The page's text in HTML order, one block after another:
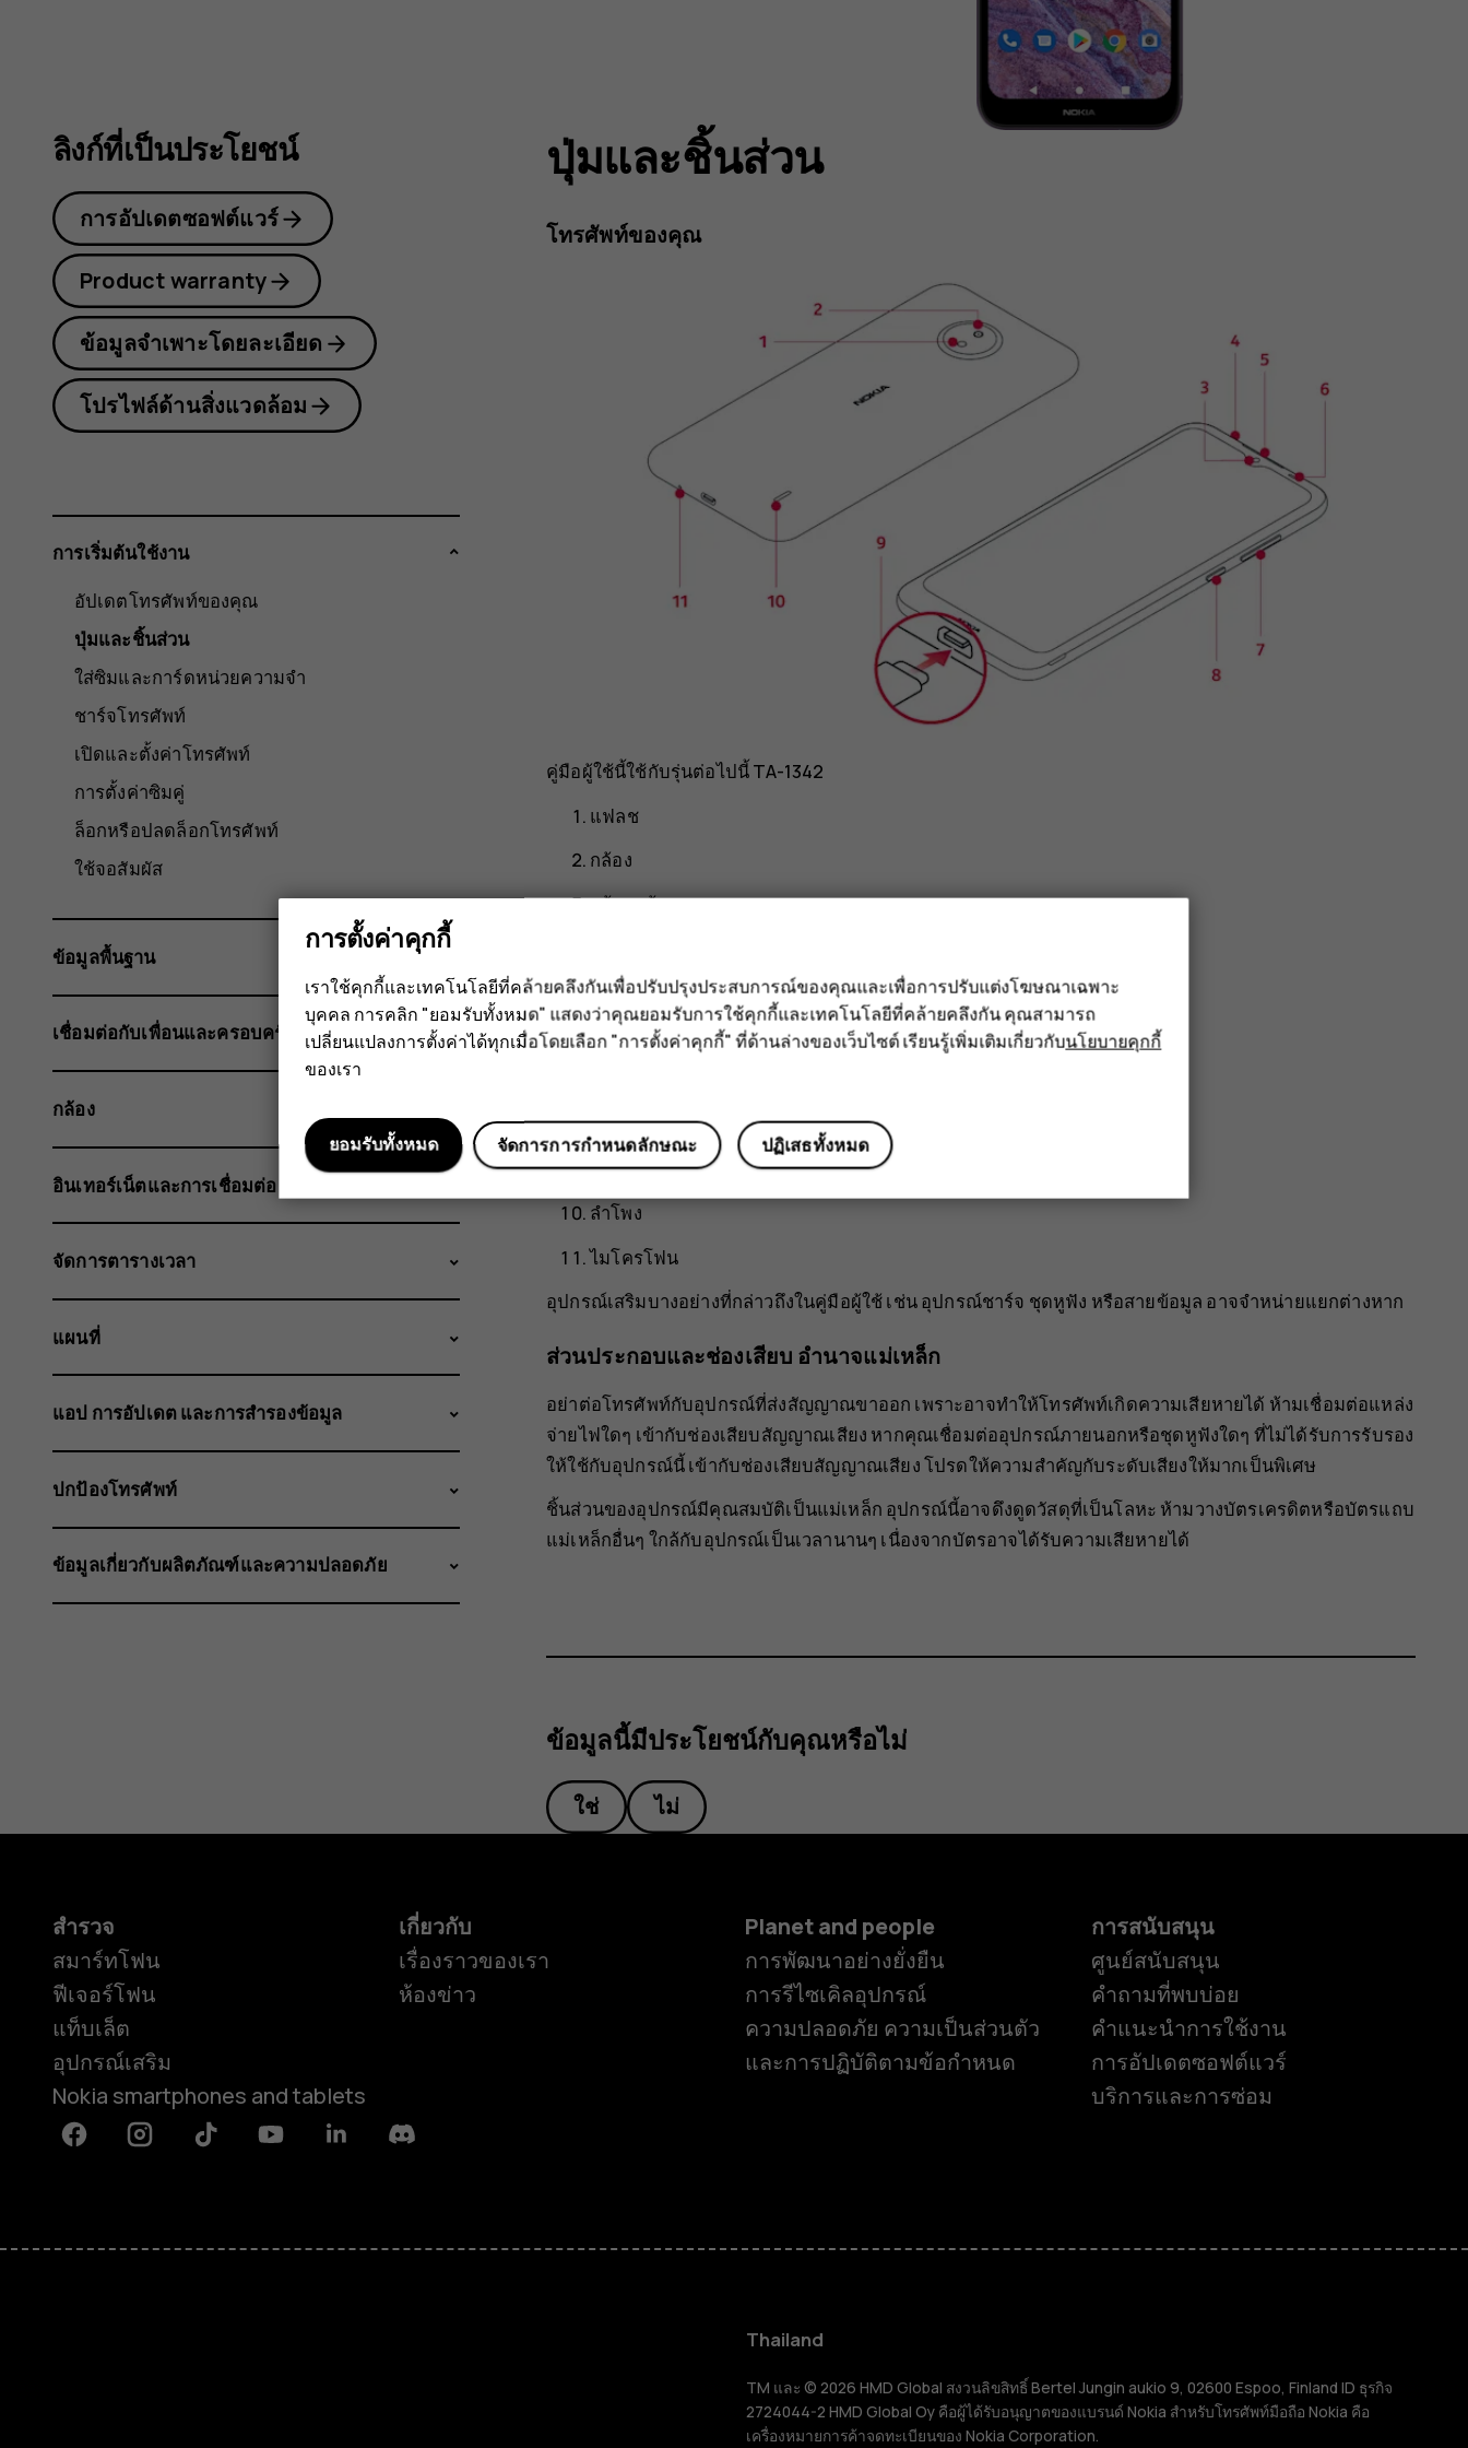
สมาร์ทโฟน
ฟีเจอร์โฟน
อุปกรณ์เสริม
ปุ่มและชิ้นส่วน
โทรศัพท์ของคุณ
คู่มือผู้ใช้นี้ใช้กับรุ่นต่อไปนี้ TA-1342
แฟลช
กล้อง
กล้องหน้า
หูฟังโทรศัพท์
แฟลช
ปุ่มเปิดปิด/ล็อก
ช่องเสียบ USB
ลำโพง
ไมโครโฟน
อุปกรณ์เสริมบางอย่างที่กล่าวถึงในคู่มือผู้ใช้ เช่น อุปกรณ์ชาร์จ ชุดหูฟัง หรือสายข้อมูล อาจจำหน่ายแยกต่างหาก
ส่วนประกอบและช่องเสียบ อำนาจแม่เหล็ก
อย่าต่อโทรศัพท์กับอุปกรณ์ที่ส่งสัญญาณขาออก เพราะอาจทำให้โทรศัพท์เกิดความเสียหายได้ ห้ามเชื่อมต่อแหล่ง
จ่ายไฟใดๆ เข้ากับช่องเสียบสัญญาณเสียง หากคุณเชื่อมต่ออุปกรณ์ภายนอกหรือชุดหูฟังใดๆ ที่ไม่ได้รับการรับรอง
ให้ใช้กับอุปกรณ์นี้ เข้ากับช่องเสียบสัญญาณเสียง โปรดให้ความสำคัญกับระดับเสียงให้มากเป็นพิเศษ
ชิ้นส่วนของอุปกรณ์มีคุณสมบัติเป็นแม่เหล็ก อุปกรณ์นี้อาจดึงดูดวัสดุที่เป็นโลหะ ห้ามวางบัตรเครดิตหรือบัตรแถบ
แม่เหล็กอื่นๆ ใกล้กับอุปกรณ์เป็นเวลานานๆ เนื่องจากบัตรอาจได้รับความเสียหายได้
ข้อมูลนี้มีประโยชน์กับคุณหรือไม่
ใช่ ไม่
ลิงก์ที่เป็นประโยชน์
การอัปเดตซอฟต์แวร์
Product warranty
ข้อมูลจำเพาะโดยละเอียด
โปรไฟล์ด้านสิ่งแวดล้อม
การเริ่มต้นใช้งาน
อัปเดตโทรศัพท์ของคุณ
ปุ่มและชิ้นส่วน
ใส่ซิมและการ์ดหน่วยความจำ
ชาร์จโทรศัพท์
เปิดและตั้งค่าโทรศัพท์
การตั้งค่าซิมคู่
ล็อกหรือปลดล็อกโทรศัพท์
ใช้จอสัมผัส
ข้อมูลพื้นฐาน
เชื่อมต่อกับเพื่อนและครอบครัว
กล้อง
อินเทอร์เน็ตและการเชื่อมต่อ
จัดการตารางเวลา
แผนที่
แอป การอัปเดต และการสำรองข้อมูล
ปกป้องโทรศัพท์
ข้อมูลเกี่ยวกับผลิตภัณฑ์และความปลอดภัย
สำรวจ
สมาร์ทโฟน
ฟีเจอร์โฟน
แท็บเล็ต
อุปกรณ์เสริม
Nokia smartphones and tablets
เกี่ยวกับ
เรื่องราวของเรา
ห้องข่าว
Planet and people
การพัฒนาอย่างยั่งยืน
การรีไซเคิลอุปกรณ์
ความปลอดภัย ความเป็นส่วนตัว
และการปฏิบัติตามข้อกำหนด
การสนับสนุน
ศูนย์สนับสนุน
คำถามที่พบบ่อย
คำแนะนำการใช้งาน
การอัปเดตซอฟต์แวร์
บริการและการซ่อม
FacebookInstagramTiktok YoutubeLinkedinDiscord
Thailand
TM และ © 2026 HMD Global สงวนลิขสิทธิ์ Bertel Jungin aukio 9, 02600 Espoo, Finland ID ธุรกิจ
2724044-2 HMD Global Oy คือผู้ได้รับอนุญาตของแบรนด์ Nokia สำหรับโทรศัพท์มือถือ Nokia คือ
เครื่องหมายการค้าจดทะเบียนของ Nokia Corporation.
การตั้งค่าคุกกี้
เราใช้คุกกี้และเทคโนโลยีที่คล้ายคลึงกันเพื่อปรับปรุงประสบการณ์ของคุณและเพื่อการปรับแต่งโฆษณาเฉพาะ
บุคคล การคลิก "ยอมรับทั้งหมด" แสดงว่าคุณยอมรับการใช้คุกกี้และเทคโนโลยีที่คล้ายคลึงกัน คุณสามารถ
เปลี่ยนแปลงการตั้งค่าได้ทุกเมื่อโดยเลือก "การตั้งค่าคุกกี้" ที่ด้านล่างของเว็บไซต์ เรียนรู้เพิ่มเติมเกี่ยวกับนโยบายคุกกี้
ของเรา
ปฏิเสธทั้งหมด
จัดการการกำหนดลักษณะ
ยอมรับทั้งหมด